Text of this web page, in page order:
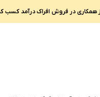
همکاری در فروش افراک درآمد کسب